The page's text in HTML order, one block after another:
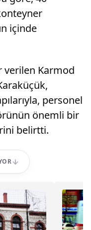
içinde
verilen Karmod
personel
önemli bir
belirtti.